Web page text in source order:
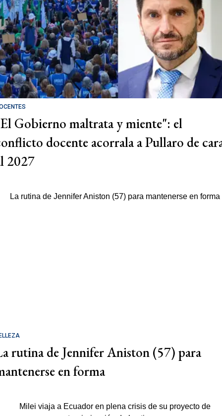
Gobierno maltrata y miente": el
docente acorrala a Pullaro de
2027
rutina de Jennifer Aniston (57) para
en forma